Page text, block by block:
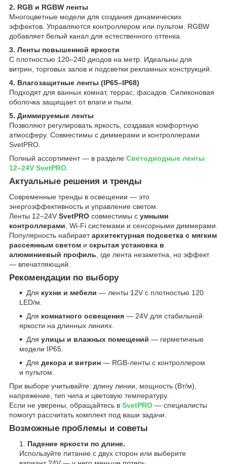
2. RGB и RGBW ленты
Многоцветные модели для создания динамических
эффектов. Управляются контроллером или пультом. RGBW
добавляет белый канал для естественного оттенка.
3. Ленты повышенной яркости
С плотностью 120–240 диодов на метр. Идеальны для
витрин, торговых залов и подсветки рекламных конструкций.
4. Влагозащитные ленты (IP65–IP68)
Подходят для ванных комнат, террас, фасадов. Силиконовая
оболочка защищает от влаги и пыли.
5. Диммируемые ленты
Позволяют регулировать яркость, создавая комфортную
атмосферу. Совместимы с диммерами и контроллерами
SvetPRO.
Полный ассортимент — в разделе Светодиодные ленты
12–24V SvetPRO
Актуальные решения и тренды
Современные тренды в освещении — это
энергоэффективность и управление светом.
Ленты 12–24V SvetPRO совместимы с умными
контроллерами , Wi-Fi системами и сенсорными диммерами.
Популярность набираетархитектурная подсветка с мягким
рассеянным светом и скрытая установка в
алюминиевый профиль , где лента незаметна, но эффект
— впечатляющий.
Рекомендации по выбору
Для кухни и мебели — ленты 12V с плотностью 120
LED/м.
Для комнатного освещения — 24V для стабильной
яркости на длинных линиях.
Для улицы и влажных помещений — герметичные
модели IP65.
Для декора и витрин — RGB-ленты с контроллером
и пультом.
При выборе учитывайте: длину линии, мощность (Вт/м),
напряжение, тип чипа и цветовую температуру.
Если не уверены, обращайтесь в SvetPRO — специалисты
помогут рассчитать комплект под ваши задачи.
Возможные проблемы и советы
Падение яркости по длине.
Используйте питание с двух сторон или выберите